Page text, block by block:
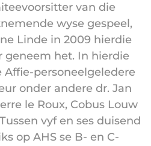
van die
wyse gespeel,
Linde in 2009 hierdie
geneem het. In hierdie
Affie-personeelgeledere
onder andere dr. Jan
le Roux, Cobus Louw
vyf en ses duisend
op AHS se B- en C-